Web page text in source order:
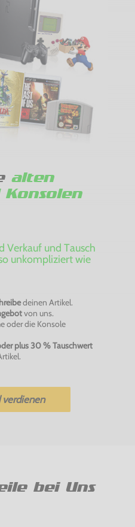
alten
Konsolen
Verkauf und Tausch
unkompliziert wie
deinen Artikel.
von uns.
oder die Konsole
plus 30 % Tauschwert
verdienen
bei Uns